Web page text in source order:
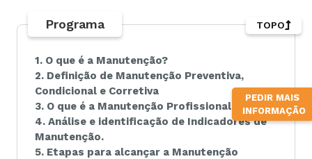
PEDIR MAIS
INFORMAÇÃO
Programa
1. O que é a Manutenção?
2. Definição de Manutenção Preventiva,
Condicional e Corretiva
3. O que é a Manutenção Profissional
4. Análise e identificação de Indicadores de
Manutenção.
5. Etapas para alcançar a Manutenção
TOPO